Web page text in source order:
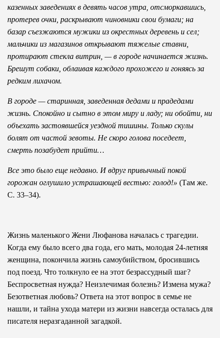
казенных заведениях в девять часов утра, отсморкавшись,
протерев очки, раскрывают чиновники свои бумаги; на
базар съезжаются мужики из окрестных деревень и сел;
мальчики из магазинов открывают тяжелые ставни,
протирают стекла витрин, — в городе начинается жизнь.
Брешут собаки, облаивая каждого прохожего и гоняясь за
редким лихачом.
В городе — старинная, заведенная дедами и прадедами
жизнь. Спокойно и сытно в этом миру и ладу; ни обойти, ни
объехать застоявшейся уездной тишины. Только скулы
болят от частой зевоты. Не скоро голова поседеет,
смерть позабудет прийти…
Все это было еще недавно. И вдруг привычный покой
горожан оглушило устрашающей вестью: голод!» (Там же.
С. 33–34).
Жизнь маленького Жени Люфанова началась с трагедии.
Когда ему было всего два года, его мать, молодая 24-летняя
женщина, покончила жизнь самоубийством, бросившись
под поезд. Что толкнуло ее на этот безрассудный шаг?
Беспросветная нужда? Неизлечимая болезнь? Измена мужа?
Безответная любовь? Ответа на этот вопрос в семье не
нашли, и тайна ухода матери из жизни навсегда осталась для
писателя неразгаданной загадкой.